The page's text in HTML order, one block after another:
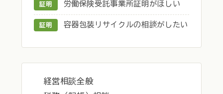
証明 労働保険受託事業所証明がほしい
証明 容器包装リサイクルの相談がしたい
経営相談全般